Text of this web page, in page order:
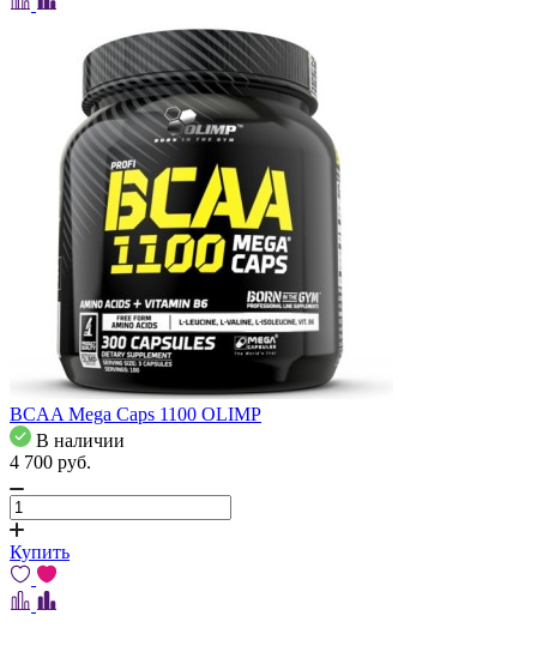
BCAA Mega Caps 1100 OLIMP
В наличии
4 700 pуб.
Купить